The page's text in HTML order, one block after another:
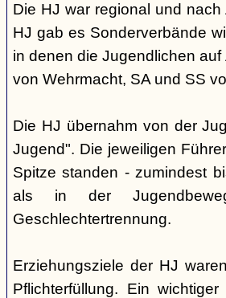
Die HJ war regional und
HJ gab es Sonderverbände
in denen die Jugendlichen
von Wehrmacht, SA und SS
Die HJ übernahm von der
Jugend". Die jeweiligen
Spitze standen - zumindest
als in der
Geschlechtertrennung.
Erziehungsziele der HJ
Pflichterfüllung. Ein